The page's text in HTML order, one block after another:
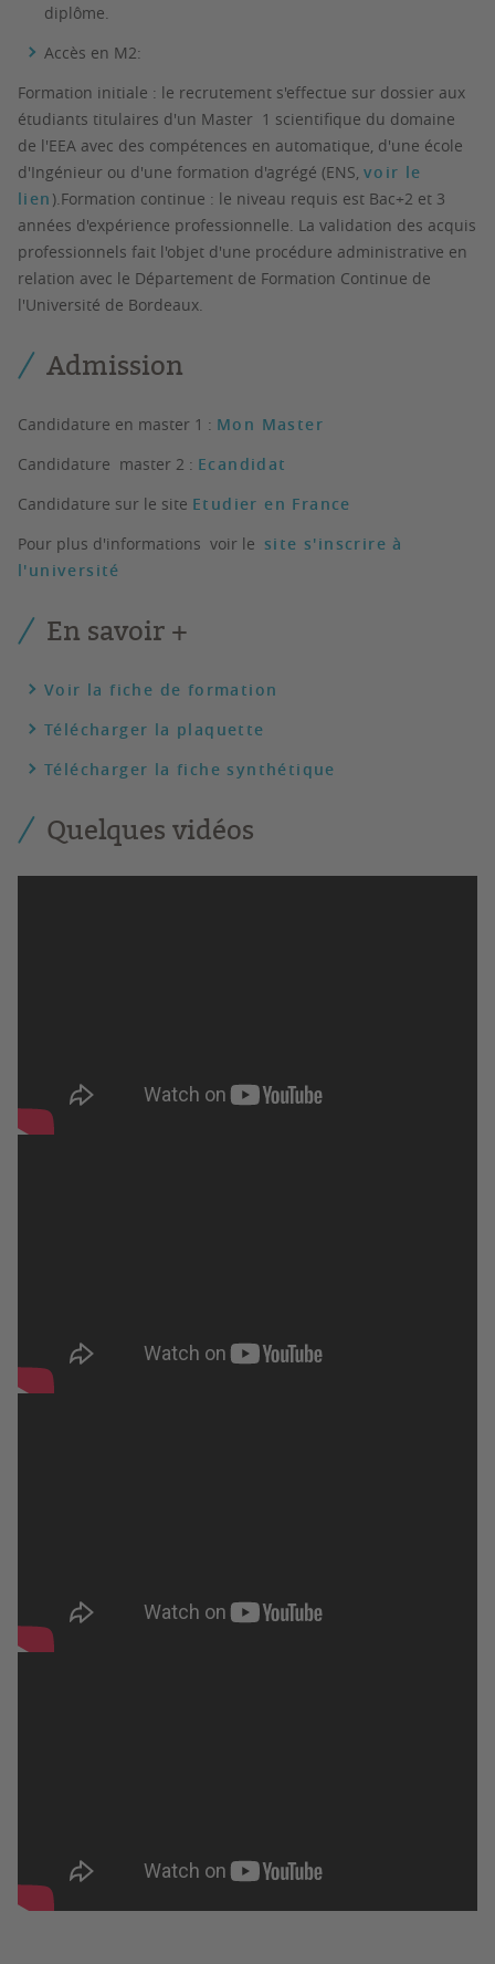
diplôme.
Accès en M2:
Formation initiale : le recrutement s'effectue sur dossier aux
étudiants titulaires d'un Master 1 scientifique du domaine
de l'EEA avec des compétences en automatique, d'une école
d'Ingénieur ou d'une formation d'agrégé (ENS, voir le
lien ).Formation continue : le niveau requis est Bac+2 et 3
années d'expérience professionnelle. La validation des acquis
professionnels fait l'objet d'une procédure administrative en
relation avec le Département de Formation Continue de
l'Université de Bordeaux.
Admission
Candidature en master 1 : Mon Master
Candidature master 2 : Ecandidat
Candidature sur le site Etudier en France
Pour plus d'informations voir le site s'inscrire à
l'université
En savoir +
Voir la fiche de formation
Télécharger la plaquette
Télécharger la fiche synthétique
Quelques vidéos